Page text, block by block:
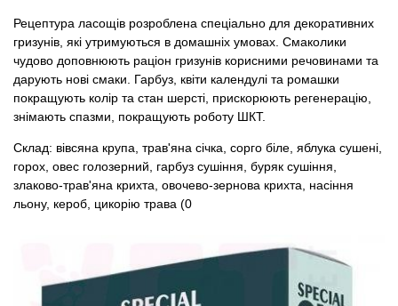
Рецептура ласощів розроблена спеціально для декоративних
гризунів, які утримуються в домашніх умовах. Смаколики
чудово доповнюють раціон гризунів корисними речовинами та
дарують нові смаки. Гарбуз, квіти календулі та ромашки
покращують колір та стан шерсті, прискорюють регенерацію,
знімають спазми, покращують роботу ШКТ.
Склад: вівсяна крупа, трав'яна січка, сорго біле, яблука сушені,
горох, овес голозерний, гарбуз сушіння, буряк сушіння,
злаково-трав'яна крихта, овочево-зернова крихта, насіння
льону, кероб, цикорію трава (0
Популярні зоотоварі
Архів / Знято з виробництва